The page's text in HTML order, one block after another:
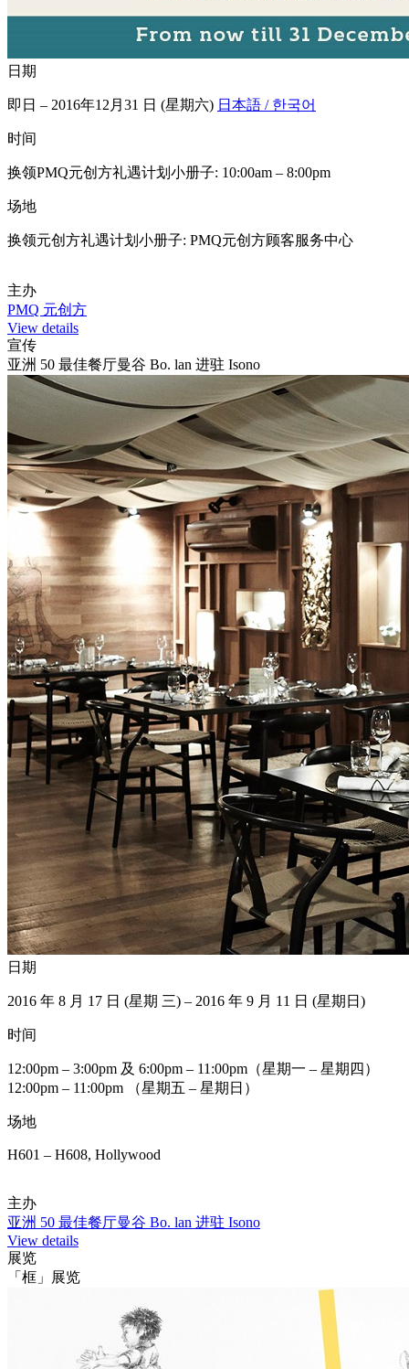
日期
即日 – 2016年12月31 日 (星期六) 日本語 / 한국어
时间
换领PMQ元创方礼遇计划小册子: 10:00am – 8:00pm
场地
换领元创方礼遇计划小册子: PMQ元创方顾客服务中心
主办
PMQ 元创方
View details
宣传
亚洲 50 最佳餐厅曼谷 Bo. lan 进驻 Isono
日期
2016 年 8 月 17 日 (星期 三) – 2016 年 9 月 11 日 (星期日)
时间
12:00pm – 3:00pm 及 6:00pm – 11:00pm（星期一 – 星期四）
12:00pm – 11:00pm （星期五 – 星期日）
场地
H601 – H608, Hollywood
主办
亚洲 50 最佳餐厅曼谷 Bo. lan 进驻 Isono
View details
展览
「框」展览